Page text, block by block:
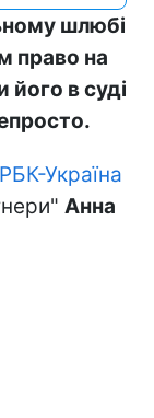
шлюбі
право на
в суді
РБК-Україна
Анна